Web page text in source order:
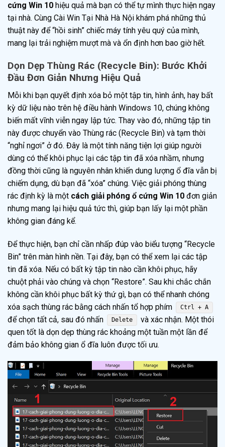
cứng Win 10 hiệu quả mà bạn có thể tự mình thực hiện ngay
tại nhà. Cùng Cài Win Tại Nhà Hà Nội khám phá những thủ
thuật này để “hồi sinh” chiếc máy tính yêu quý của mình,
mang lại trải nghiệm mượt mà và ổn định hơn bao giờ hết.
Dọn Dẹp Thùng Rác (Recycle Bin): Bước Khởi
Đầu Đơn Giản Nhưng Hiệu Quả
Mỗi khi bạn quyết định xóa bỏ một tập tin, hình ảnh, hay bất
kỳ dữ liệu nào trên hệ điều hành Windows 10, chúng không
biến mất vĩnh viễn ngay lập tức. Thay vào đó, những tập tin
này được chuyển vào Thùng rác (Recycle Bin) và tạm thời
“nghỉ ngơi” ở đó. Đây là một tính năng tiện lợi giúp người
dùng có thể khôi phục lại các tập tin đã xóa nhầm, nhưng
đồng thời cũng là nguyên nhân khiến dung lượng ổ đĩa vẫn bị
chiếm dụng, dù bạn đã “xóa” chúng. Việc giải phóng thùng
rác định kỳ là một cách giải phóng ổ cứng Win 10 đơn giản
nhưng mang lại hiệu quả tức thì, giúp bạn lấy lại một phần
không gian đáng kể.
Để thực hiện, bạn chỉ cần nhấp đúp vào biểu tượng “Recycle
Bin” trên màn hình nền. Tại đây, bạn có thể xem lại các tập
tin đã xóa. Nếu có bất kỳ tập tin nào cần khôi phục, hãy
chuột phải vào chúng và chọn “Restore”. Sau khi chắc chắn
không cần khôi phục bất kỳ thứ gì, bạn có thể nhanh chóng
xóa sạch thùng rác bằng cách nhấn tổ hợp phím
Ctrl + A
để chọn tất cả, sau đó nhấn Delete
và xác nhận. Một thói
quen tốt là dọn dẹp thùng rác khoảng một tuần một lần để
đảm bảo không gian ổ đĩa luôn được tối ưu.